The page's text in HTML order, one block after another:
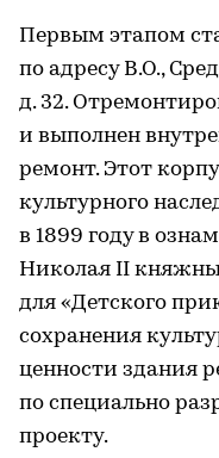
Первым этапом
по адресу В.О.,
д. 32.
и выполнен
ремонт. Этот
культурного
в 1899 году в
Николая II княжны
для «Детского
сохранения
ценности здания
по специально
проекту.